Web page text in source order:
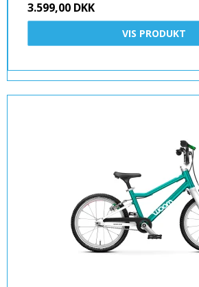
3.599,00 DKK
VIS PRODUKT